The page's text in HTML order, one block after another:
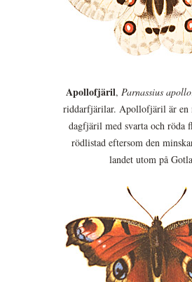
Apollofjäril, Parnassius apollo
riddarfjärilar. Apollofjäril är en
dagfjäril med svarta och röda
rödlistad eftersom den
landet utom på